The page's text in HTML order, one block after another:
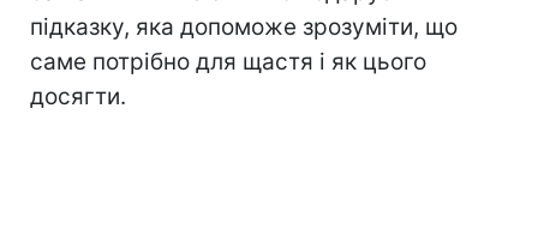
підказку, яка допоможе зрозуміти, що
саме потрібно для щастя і як цього
досягти.